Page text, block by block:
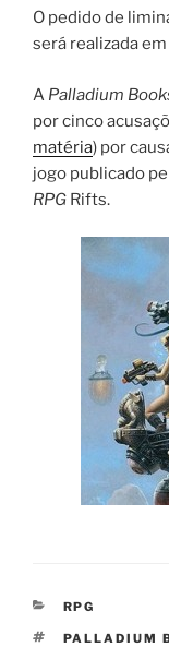
O pedido de
será realizada
A Palladium
por cinco
matéria) por
jogo publicado
RPG Rifts.
CATEGORIAS
RPG
TAGS
PALLADIUM